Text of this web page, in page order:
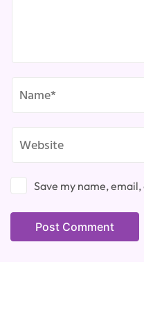
Save my name,